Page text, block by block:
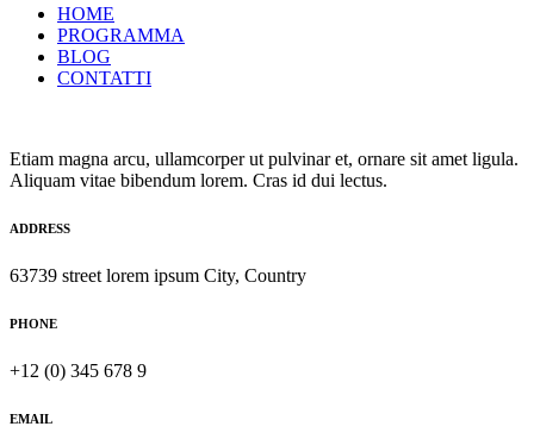
HOME
PROGRAMMA
BLOG
CONTATTI
Etiam magna arcu, ullamcorper ut pulvinar et, ornare sit amet ligula.
Aliquam vitae bibendum lorem. Cras id dui lectus.
ADDRESS
63739 street lorem ipsum City, Country
PHONE
+12 (0) 345 678 9
EMAIL